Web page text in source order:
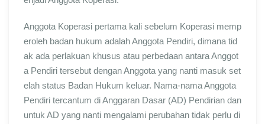
Anggota Koperasi pertama kali sebelum Koperasi memp
eroleh badan hukum adalah Anggota Pendiri, dimana tid
ak ada perlakuan khusus atau perbedaan antara Anggot
a Pendiri tersebut dengan Anggota yang nanti masuk set
elah status Badan Hukum keluar. Nama-nama Anggota
Pendiri tercantum di Anggaran Dasar (AD) Pendirian dan
untuk AD yang nanti mengalami perubahan tidak perlu di